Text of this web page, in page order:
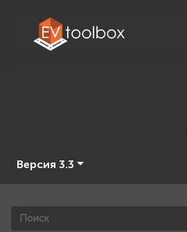
Версия 3.3